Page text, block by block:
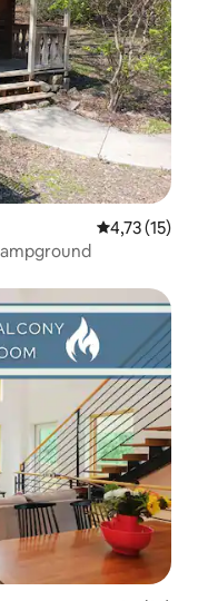
Évaluation
4,73 (15)